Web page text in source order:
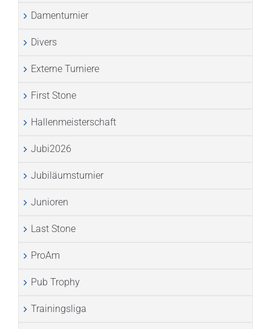
Damenturnier
Divers
Externe Turniere
First Stone
Hallenmeisterschaft
Jubi2026
Jubiläumsturnier
Junioren
Last Stone
ProAm
Pub Trophy
Trainingsliga